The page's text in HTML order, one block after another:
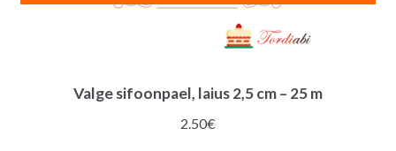
Valge sifoonpael, laius 2,5 cm – 25 m
2.50€